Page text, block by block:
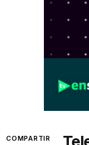
COMPARTIR